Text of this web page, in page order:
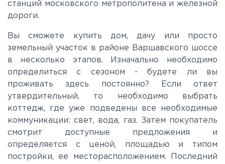
Новорязанское
Носовихинское
Пятницкое
Рогачёвское
станций московского метрополитена и железной
дороги.
Вы сможете купить дом, дачу или просто
земельный участок в районе Варшавского шоссе
в несколько этапов. Изначально необходимо
определиться с сезоном - будете ли вы
проживать здесь постоянно? Если ответ
утвердительный, то необходимо выбрать
коттедж, где уже подведены все необходимые
коммуникации: свет, вода, газ. Затем покупатель
смотрит доступные предложения и
определяется с ценой, площадью и типом
постройки, ее месторасположением. Последний